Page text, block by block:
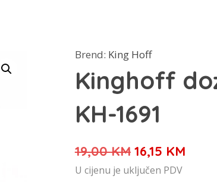
Brend: King Hoff
Kinghoff
KH-1691
19,00KM Izvorna
cijena
16,15 KM
U cijenu je uključen PDV